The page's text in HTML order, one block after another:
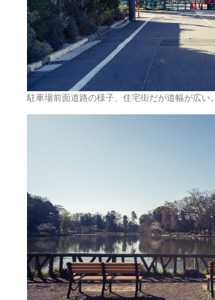
駐車場前面道路の様子、住宅街だが道幅が広い。